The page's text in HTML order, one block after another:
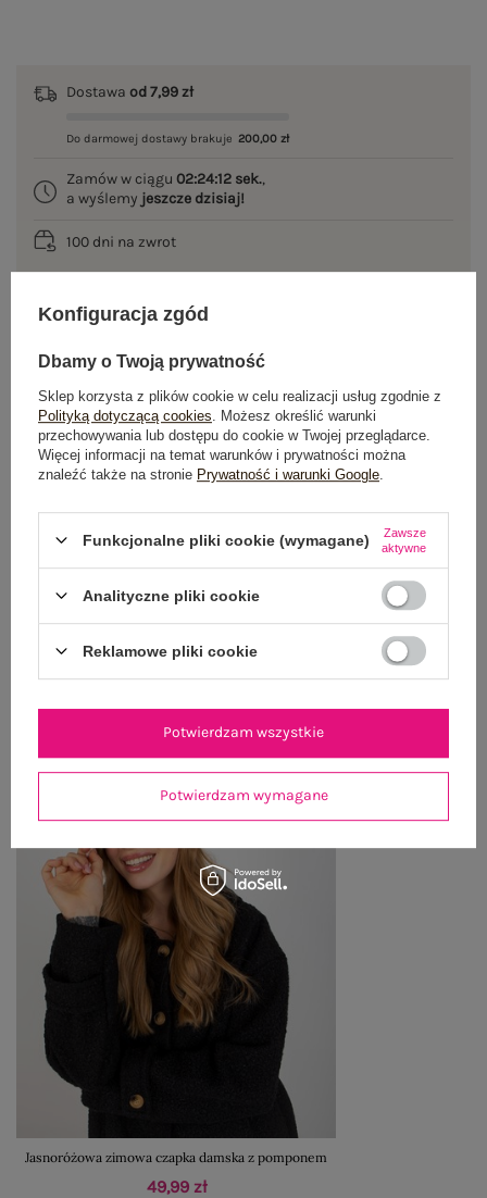
Dostawa od 7,99 zł
Do darmowej dostawy brakuje 200,00 zł
Zamów w ciągu 02:24:11 sek.,
a wyślemy jeszcze dzisiaj!
100 dni na zwrot
GŁÓWNE PARAMETRY
OPINIE O PRODUKCIE (1)
ZWROTY I REKLAMACJE
OSTATNIO OGLĄDANE
Zobacz wszystko
Jasnoróżowa zimowa czapka damska z pomponem
49,99 zł
Konfiguracja zgód
Dbamy o Twoją prywatność
Sklep korzysta z plików cookie w celu realizacji usług zgodnie z
Polityką dotyczącą cookies . Możesz określić warunki
przechowywania lub dostępu do cookie w Twojej przeglądarce.
Więcej informacji na temat warunków i prywatności można
znaleźć także na stronie Prywatność i warunki Google
Funkcjonalne pliki cookie (wymagane)
Zawsze
aktywne
Analityczne pliki cookie
Reklamowe pliki cookie
Potwierdzam wymagane
Potwierdzam wszystkie